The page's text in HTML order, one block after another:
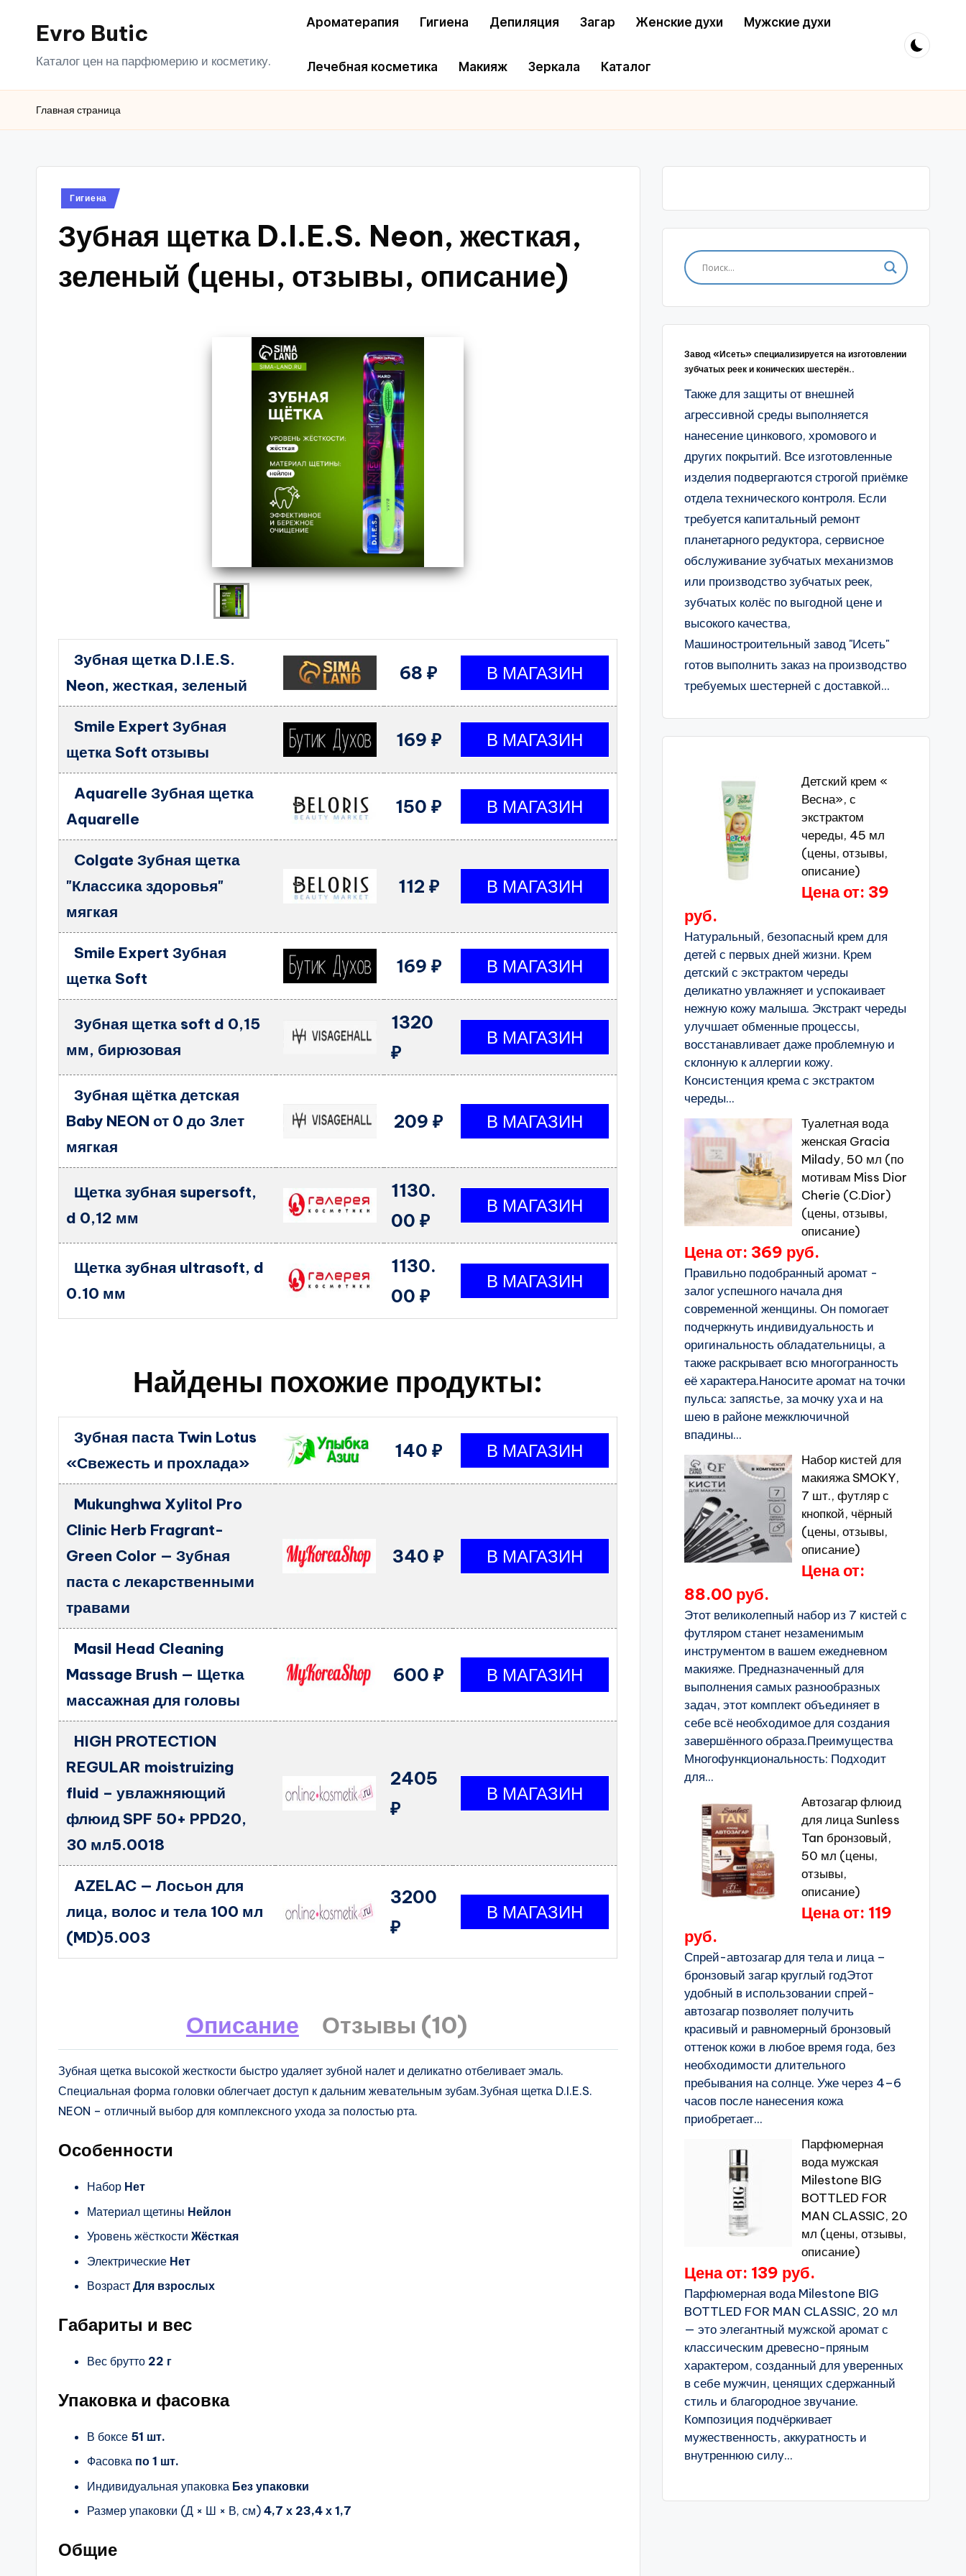
ПерейтиEvro Butic
Каталог цен на парфюмерию и косметику.
Ароматерапия Гигиена Депиляция Загар Женские духи Мужские духи
Лечебная косметика Макияж Зеркала Каталог
Главная страница
Опубликовано
Гигиена
Зубная щетка D.I.E.S. Neon, жесткая,
зеленый (цены, отзывы, описание)
Зубная щетка D.I.E.S.
Neon, жесткая, зеленый
68 ₽
Smile Expert Зубная
щетка Soft отзывы
169 ₽
Aquarelle Зубная щетка
Aquarelle
150 ₽
Colgate Зубная щетка
"Классика здоровья"
мягкая
112 ₽
Smile Expert Зубная
щетка Soft
169 ₽
Зубная щетка soft d 0,15
мм, бирюзовая
1320
₽
Зубная щётка детская
Baby NEON от 0 до 3лет
мягкая
209 ₽
Щетка зубная supersoft,
d 0,12 мм
1130.
00 ₽
Щетка зубная ultrasoft, d
0.10 мм
1130.
00 ₽
Найдены похожие продукты:
Зубная паста Twin Lotus
«Свежесть и прохлада»
140 ₽
Mukunghwa Xylitol Pro
Clinic Herb Fragrant-
Green Color — Зубная
паста с лекарственными
травами
340 ₽
Masil Head Cleaning
Massage Brush — Щетка
массажная для головы
600 ₽
HIGH PROTECTION
REGULAR moistruizing
fluid – увлажняющий
флюид SPF 50+ PPD20,
30 мл5.0018
2405
₽
AZELAC — Лосьон для
лица, волос и тела 100 мл
(MD)5.003
3200
₽
Описание Отзывы (10)
Зубная щетка высокой жесткости быстро удаляет зубной налет и деликатно отбеливает эмаль.
Специальная форма головки облегчает доступ к дальним жевательным зубам.Зубная щетка D.I.E.S.
NEON – отличный выбор для комплексного ухода за полостью рта.
Особенности
Набор Нет
Материал щетины Нейлон
Уровень жёсткости Жёсткая
Электрические Нет
Возраст Для взрослых
Габариты и вес
Вес брутто 22 г
Упаковка и фасовка
В боксе 51 шт.
Фасовка по 1 шт.
Индивидуальная упаковка Без упаковки
Размер упаковки (Д × Ш × В, см) 4,7 х 23,4 х 1,7
Общие
Завод «Исеть» специализируется на изготовлении
зубчатых реек и конических шестерён..
Также для защиты от внешней
агрессивной среды выполняется
нанесение цинкового, хромового и
других покрытий. Все изготовленные
изделия подвергаются строгой приёмке
отдела технического контроля. Если
требуется капитальный ремонт
планетарного редуктора, сервисное
обслуживание зубчатых механизмов
или производство зубчатых реек,
зубчатых колёс по выгодной цене и
высокого качества,
Машиностроительный завод "Исеть"
готов выполнить заказ на производство
требуемых шестерней с доставкой...
Детский крем «
Весна», с
экстрактом
череды, 45 мл
(цены, отзывы,
описание)
Цена от: 39
руб.
Натуральный, безопасный крем для
детей с первых дней жизни. Крем
детский с экстрактом череды
деликатно увлажняет и успокаивает
нежную кожу малыша. Экстракт череды
улучшает обменные процессы,
восстанавливает даже проблемную и
склонную к аллергии кожу.
Консистенция крема с экстрактом
череды...
Туалетная вода
женская Gracia
Milady, 50 мл (по
мотивам Miss Dior
Cherie (C.Dior)
(цены, отзывы,
описание)
Цена от: 369 руб.
Правильно подобранный аромат -
залог успешного начала дня
современной женщины. Он помогает
подчеркнуть индивидуальность и
оригинальность обладательницы, а
также раскрывает всю многогранность
её характера.Наносите аромат на точки
пульса: запястье, за мочку уха и на
шею в районе межключичной
впадины...
Набор кистей для
макияжа SMOKY,
7 шт., футляр с
кнопкой, чёрный
(цены, отзывы,
описание)
Цена от:
88.00 руб.
Этот великолепный набор из 7 кистей с
футляром станет незаменимым
инструментом в вашем ежедневном
макияже. Предназначенный для
выполнения самых разнообразных
задач, этот комплект объединяет в
себе всё необходимое для создания
завершённого образа.Преимущества
Многофункциональность: Подходит
для...
Автозагар флюид
для лица Sunless
Tan бронзовый,
50 мл (цены,
отзывы,
описание)
Цена от: 119
руб.
Спрей-автозагар для тела и лица –
бронзовый загар круглый годЭтот
удобный в использовании спрей-
автозагар позволяет получить
красивый и равномерный бронзовый
оттенок кожи в любое время года, без
необходимости длительного
пребывания на солнце. Уже через 4–6
часов после нанесения кожа
приобретает...
Парфюмерная
вода мужская
Milestone BIG
BOTTLED FOR
MAN CLASSIC, 20
мл (цены, отзывы,
описание)
Цена от: 139 руб.
Парфюмерная вода Milestone BIG
BOTTLED FOR MAN CLASSIC, 20 мл
— это элегантный мужской аромат с
классическим древесно-пряным
характером, созданный для уверенных
в себе мужчин, ценящих сдержанный
стиль и благородное звучание.
Композиция подчёркивает
мужественность, аккуратность и
внутреннюю силу...